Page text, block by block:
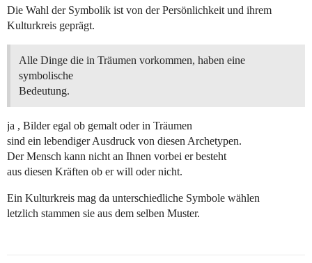
Die Wahl der Symbolik ist von der Persönlichkeit und ihrem
Kulturkreis geprägt.
Alle Dinge die in Träumen vorkommen, haben eine
symbolische
Bedeutung.
ja , Bilder egal ob gemalt oder in Träumen
sind ein lebendiger Ausdruck von diesen Archetypen.
Der Mensch kann nicht an Ihnen vorbei er besteht
aus diesen Kräften ob er will oder nicht.
Ein Kulturkreis mag da unterschiedliche Symbole wählen
letzlich stammen sie aus dem selben Muster.